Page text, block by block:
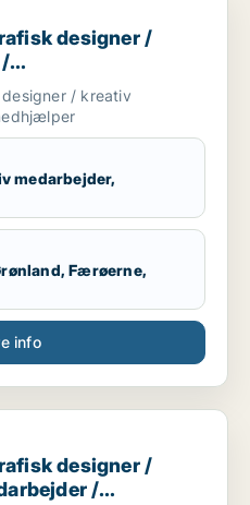
/ kreativ medarbejder
designer /
/
/ kreativ
medarbejder,
Færøerne,
info
/
designer /
/